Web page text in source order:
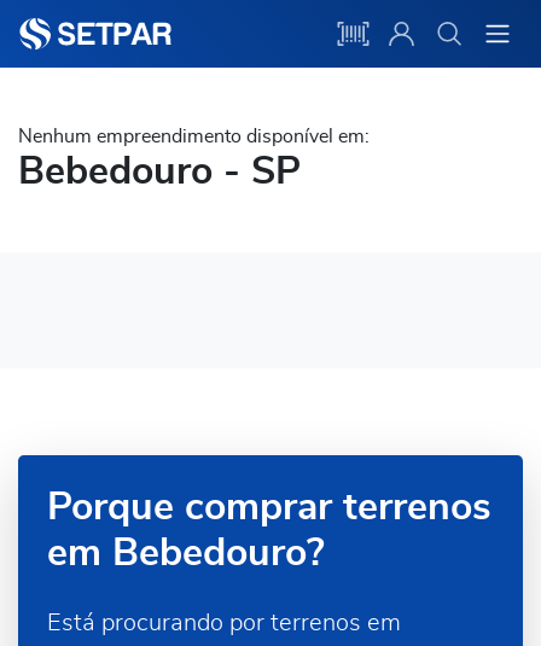
Nenhum empreendimento disponível em:
Bebedouro - SP
Porque comprar terrenos
em Bebedouro?
Está procurando por terrenos em